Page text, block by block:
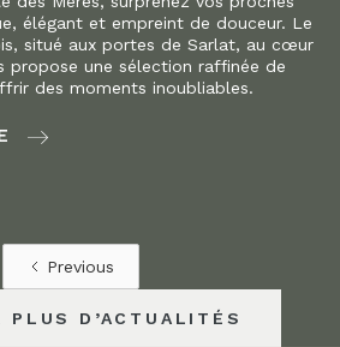
élégant et empreint de douceur. Le
situé aux portes de Sarlat, au cœur
propose une sélection raffinée de
des moments inoubliables.
Previous
PLUS D’ACTUALITÉS